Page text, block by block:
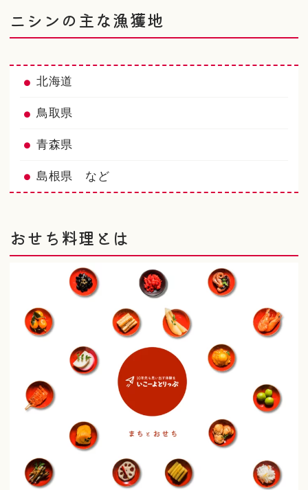
ニシンの主な漁獲地
北海道
鳥取県
青森県
島根県 など
おせち料理とは